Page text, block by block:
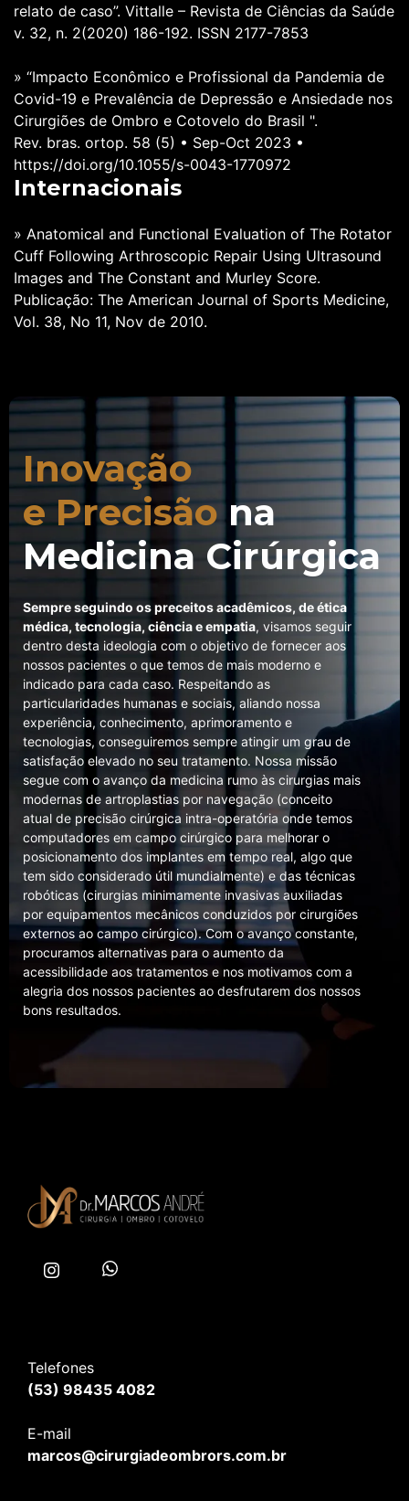
relato de caso”. Vittalle – Revista de Ciências da Saúde
v. 32, n. 2(2020) 186-192. ISSN 2177-7853
» “Impacto Econômico e Profissional da Pandemia de
Covid-19 e Prevalência de Depressão e Ansiedade nos
Cirurgiões de Ombro e Cotovelo do Brasil ".
Rev. bras. ortop. 58 (5) • Sep-Oct 2023 •
https://doi.org/10.1055/s-0043-1770972
Internacionais
» Anatomical and Functional Evaluation of The Rotator
Cuff Following Arthroscopic Repair Using Ultrasound
Images and The Constant and Murley Score.
Publicação: The American Journal of Sports Medicine,
Vol. 38, No 11, Nov de 2010.
Inovação
ePrecisãona
Medicina Cirúrgica
Sempre seguindo os preceitos acadêmicos, de ética
médica, tecnologia, ciência e empatia, visamos seguir
dentro desta ideologia com o objetivo de fornecer aos
nossos pacientes o que temos de mais moderno e
indicado para cada caso. Respeitando as
particularidades humanas e sociais, aliando nossa
experiência, conhecimento, aprimoramento e
tecnologias, conseguiremos sempre atingir um grau de
satisfação elevado no seu tratamento. Nossa missão
segue com o avanço da medicina rumo às cirurgias mais
modernas de artroplastias por navegação (conceito
atual de precisão cirúrgica intra-operatória onde temos
computadores em campo cirúrgico para melhorar o
posicionamento dos implantes em tempo real, algo que
tem sido considerado útil mundialmente) e das técnicas
robóticas (cirurgias minimamente invasivas auxiliadas
por equipamentos mecânicos conduzidos por cirurgiões
externos ao campo cirúrgico). Com o avanço constante,
procuramos alternativas para o aumento da
acessibilidade aos tratamentos e nos motivamos com a
alegria dos nossos pacientes ao desfrutarem dos nossos
bons resultados.
Telefones
(53) 98435 4082
E-mail
marcos@cirurgiadeombrors.com.br